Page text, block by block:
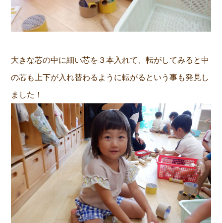
大きな芯の中に細い芯を３本入れて、転がしてみると中
の芯も上下が入れ替わるように転がるという事も発見し
ました！